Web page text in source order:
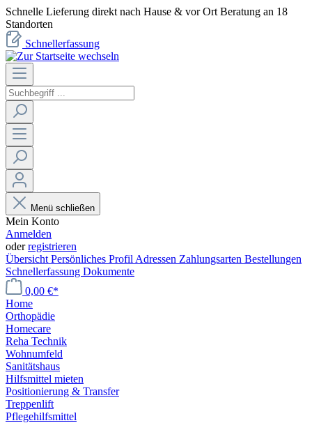
Schnelle Lieferung direkt nach Hause & vor Ort Beratung an 18
Standorten
Schnellerfassung
Menü schließen
Mein Konto
Anmelden
oderregistrieren
Übersicht Persönliches Profil Adressen Zahlungsarten Bestellungen
Schnellerfassung Dokumente
0,00 €*
Home
Orthopädie
Homecare
Reha Technik
Wohnumfeld
Sanitätshaus
Hilfsmittel mieten
Positionierung & Transfer
Treppenlift
Pflegehilfsmittel